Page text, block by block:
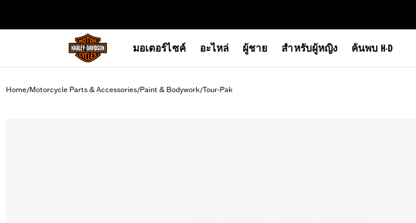
มอเตอร์ไซค์ อะไหล่ ผู้ชาย สำหรับผู้หญิง ค้นพบ H-D
Home/Motorcycle Parts & Accessories/Paint & Bodywork/Tour-Pak